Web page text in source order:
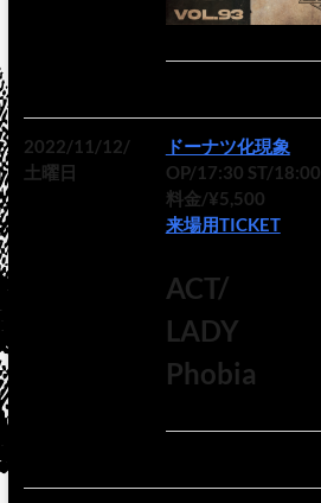
2022/11/12/
土曜日
ドーナツ化現象
OP/17:30 ST/18:00
料金/¥5,500
来場用TICKET
ACT/
LADY
Phobia